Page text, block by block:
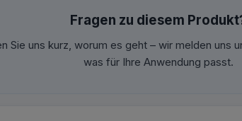
Fragen zu diesem
Sie uns kurz, worum es geht – wir melden uns
was für Ihre Anwendung passt.